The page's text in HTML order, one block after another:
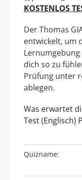
KOSTENLOS
Der Thomas
entwickelt, um
dich so zu
Prüfung unter
ablegen.
Was erwartet
Test (Englisch)
Quizname: